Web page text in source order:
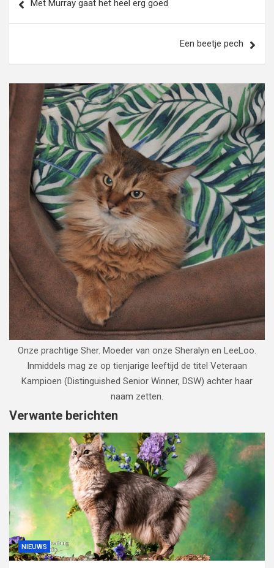
navigatie
Met Murray gaat het heel erg goed
Een beetje pech
Onze prachtige Sher. Moeder van onze Sheralyn en LeeLoo.
Inmiddels mag ze op tienjarige leeftijd de titel Veteraan
Kampioen (Distinguished Senior Winner, DSW) achter haar
naam zetten.
Verwante berichten
NIEUWS